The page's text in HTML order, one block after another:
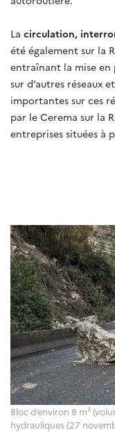
La circulation,
été également sur la
entraînant la mise en
sur d’autres réseaux
importantes sur ces
par le Cerema sur la
entreprises situées à
Bloc d’environ 8 m³
hydrauliques (27